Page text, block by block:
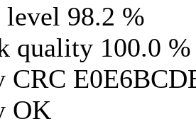
level 98.2 %
quality 100.0 %
CRC
OK